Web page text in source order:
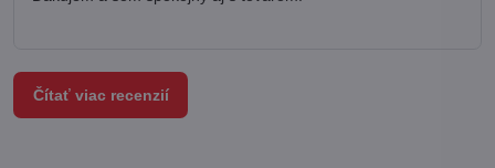
Čítať viac recenzií